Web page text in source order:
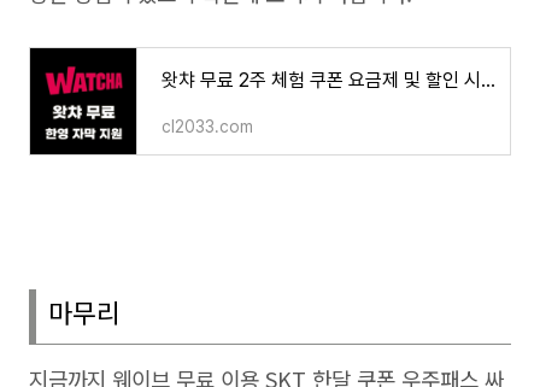
왓챠 무료 2주 체험 쿠폰 요금제 및 할인 시청 방법 한영 동시 자막
cl2033.com
마무리
지금까지 웨이브 무료 이용SKT 한달 쿠폰 우주패스 싸